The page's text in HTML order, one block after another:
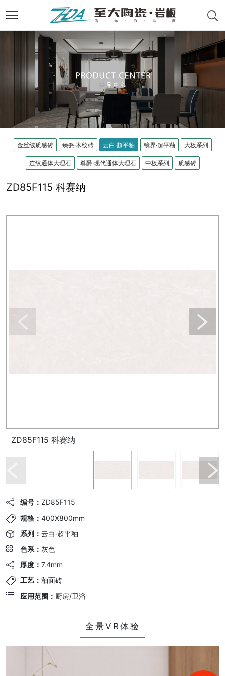
金丝绒质感砖 臻瓷·木纹砖 云白·超平釉 镜界·超平釉 大板系列
连纹通体大理石 尊爵·现代通体大理石 中板系列 质感砖
ZD85F115 科赛纳
ZD85F115 科赛纳
编号： ZD85F115
规格： 400X800mm
系列： 云白·超平釉
色系： 灰色
厚度： 7.4mm
工艺： 釉面砖
应用范围： 厨房/卫浴
全景VR体验